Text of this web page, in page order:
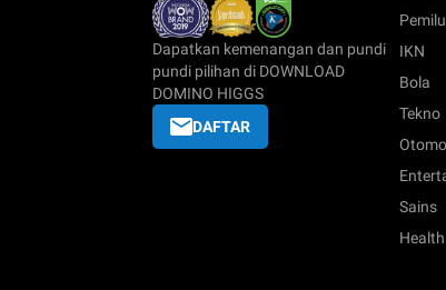
Dapatkan kemenangan dan pundi
pundi pilihan di DOWNLOAD
DOMINO HIGGS
DAFTAR
Pemilu
IKN
Bola
Tekno
Sains
Health